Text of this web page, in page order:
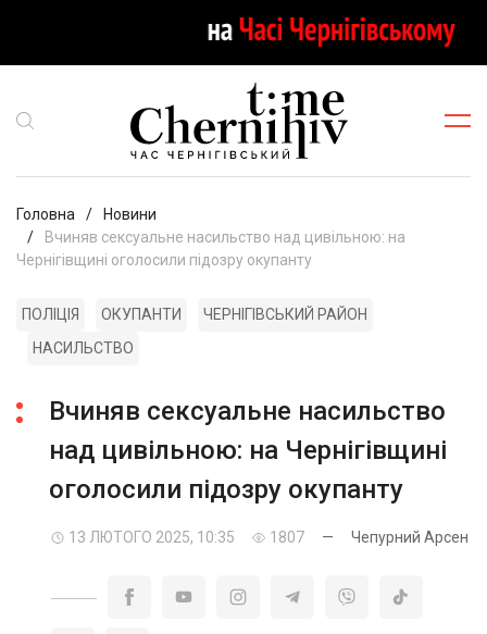
Головна
Новини
Вчиняв сексуальне насильство над цивільною: на
Чернігівщині оголосили підозру окупанту
ПОЛІЦІЯ ОКУПАНТИ
ЧЕРНІГІВСЬКИЙ РАЙОН
НАСИЛЬСТВО
Вчиняв сексуальне насильство
над цивільною: на Чернігівщині
оголосили підозру окупанту
13 ЛЮТОГО 2025, 10:35 1807 — Чепурний Арсен